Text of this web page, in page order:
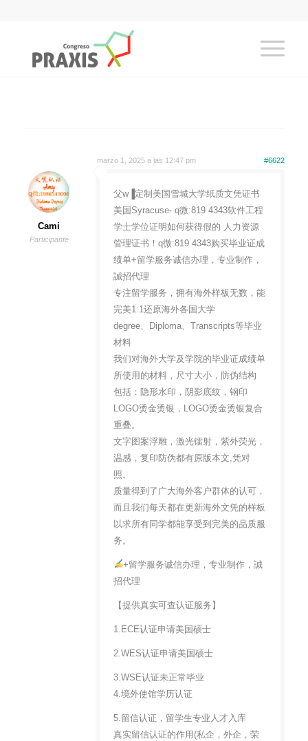
marzo 1, 2025 a las 12:47 pm #6622
Cami
Participante
父w▐定制美国雪城大学纸质文凭证书
美国Syracuse- q微:819 4343软件工程
学士学位证明如何获得假的 人力资源
管理证书！q微:819 4343购买毕业证成
绩单+留学服务诚信办理，专业制作，
誠招代理
专注留学服务，拥有海外样板无数，能
完美1:1还原海外各国大学
degree、Diploma、Transcripts等毕业
材料
我们对海外大学及学院的毕业证成绩单
所使用的材料，尺寸大小，防伪结构
包括：隐形水印，阴影底纹，钢印
LOGO烫金烫银，LOGO烫金烫银复合
重叠。
文字图案浮雕，激光镭射，紫外荧光，
温感，复印防伪都有原版本文,凭对
照。
质量得到了广大海外客户群体的认可，
而且我们每天都在更新海外文凭的样板
以求所有同学都能享受到完美的品质服
务。
+留学服务诚信办理，专业制作，誠
招代理
【提供真实可查认证服务】
1.ECE认证申请美国硕士
2.WES认证申请美国硕士
3.WSE认证未正常毕业
4.境外使馆学历认证
5.留信认证，留学生专业人才入库
真实留信认证的作用(私企，外企，荣